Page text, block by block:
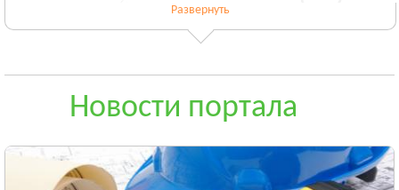
Смотреть всё
Андрушёвка
Смотреть всё
ЗАКАРПАТСКАЯ ОБЛАСТЬ
Развернуть
Новости портала